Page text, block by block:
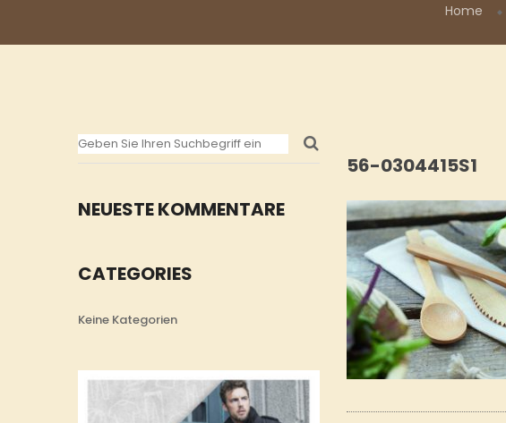
Home
NEUESTE KOMMENTARE
CATEGORIES
Keine Kategorien
56-0304415S1